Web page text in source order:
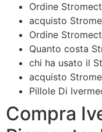
Ordine
acquisto
Ordine
Quanto costa
chi ha usato il
acquisto
Pillole Di
Compra